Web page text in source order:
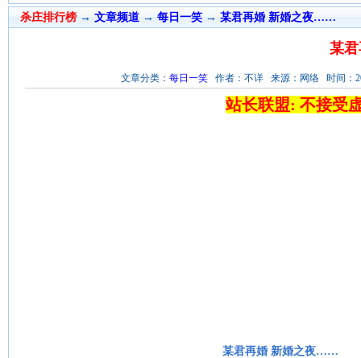
杀庄排行榜 → 文章频道→ 每日一笑 → 某君再婚 新婚之夜……
某
文章分类： 每日一笑 作者：不详 来源：网络 时间：
站长联盟: 不接受
某君再婚 新婚之夜……